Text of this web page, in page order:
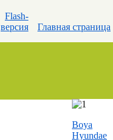
Flash-
версия
Главная страница
Boya
Hyundae